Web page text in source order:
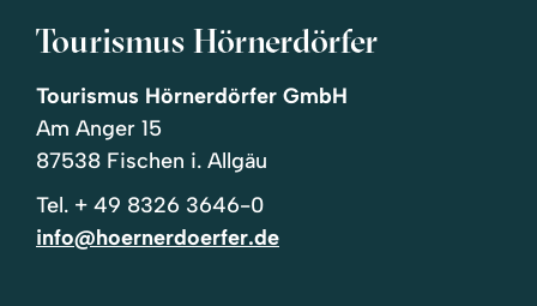
Tourismus Hörnerdörfer
Tourismus Hörnerdörfer GmbH
Am Anger 15
87538 Fischen i. Allgäu
Tel. + 49 8326 3646-0
info@hoernerdoerfer.de